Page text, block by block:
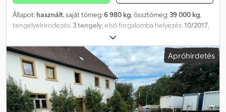
Állapot: használt, saját tömeg:6 980 kg, össztömeg: 39 000 kg,
tengelyelrendezés: 3 tengely, első forgalomba helyezés:10/2017,
, rakodótér térfogata:
abroncs méret:385/65 R22,5, tengelytáv:1 310 mm, szín:szürke,
Felszereltség:ABS, EBS tárcsafék teherbírás: 32 020 kg
pneumatikus emelőrugó elektromosan nyitható tolótető emelő-
és süllyesztő berendezés BPW tengelyek Credpfx Anszrnygjgsf
felhajtható alvázvédelem A változtatások jogát fenntartjuk.
Apróhirdetés